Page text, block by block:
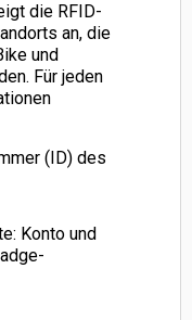
die RFID-
an, die
und
Für jeden
(ID) des
Konto und